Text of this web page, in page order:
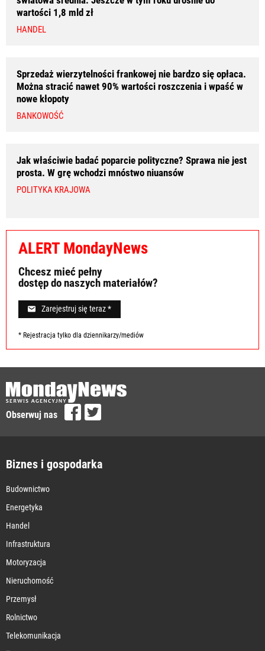
wartości 1,8 mld zł
HANDEL
Sprzedaż wierzytelności frankowej nie bardzo się opłaca.
Można stracić nawet 90% wartości roszczenia i wpaść w
nowe kłopoty
BANKOWOŚĆ
Jak właściwie badać poparcie polityczne? Sprawa nie jest
prosta. W grę wchodzi mnóstwo niuansów
POLITYKA KRAJOWA
ALERT MondayNews
Chcesz mieć pełny
dostęp do naszych materiałów?
Zarejestruj się teraz *
* Rejestracja tylko dla dziennikarzy/mediów
Obserwuj nas
Biznes i gospodarka
Budownictwo
Energetyka
Handel
Infrastruktura
Motoryzacja
Nieruchomość
Przemysł
Rolnictwo
Telekomunikacja